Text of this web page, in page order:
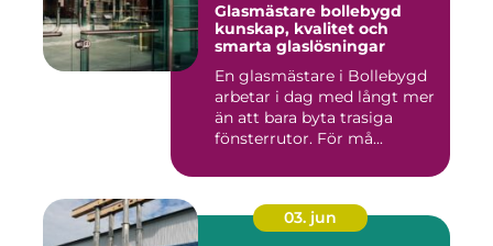
Glasmästare bollebygd
kunskap, kvalitet och
smarta glaslösningar
En glasmästare i Bollebygd
arbetar i dag med långt mer
än att bara byta trasiga
fönsterrutor. För må...
03. jun